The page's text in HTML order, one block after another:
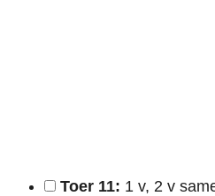
Toer 11: 1 v, 2 v